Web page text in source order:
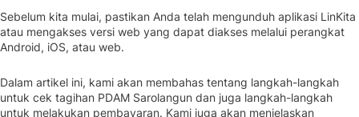
Sebelum kita mulai, pastikan Anda telah mengunduh aplikasi LinKita
atau mengakses versi web yang dapat diakses melalui perangkat
Android, iOS, atau web.
Dalam artikel ini, kami akan membahas tentang langkah-langkah
untuk cek tagihan PDAM Sarolangun dan juga langkah-langkah
untuk melakukan pembayaran. Kami juga akan menjelaskan